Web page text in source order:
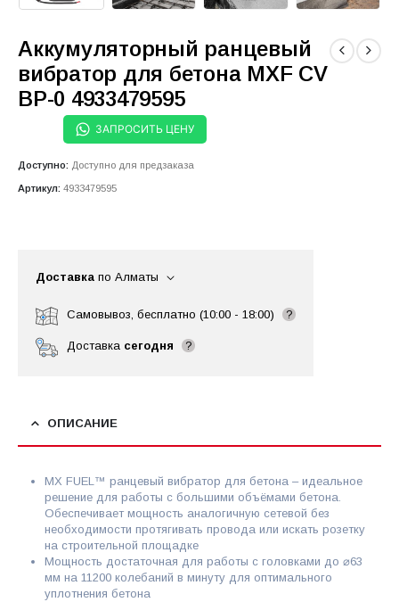
Аккумуляторный ранцевый
вибратор для бетона MXF CV
BP-0 4933479595
ЗАПРОСИТЬ ЦЕНУ
Доступно: Доступно для предзаказа
Артикул: 4933479595
Доставка по Алматы
Самовывоз, бесплатно (10:00 - 18:00) ?
Доставка сегодня ?
ОПИСАНИЕ
MX FUEL™ ранцевый вибратор для бетона – идеальное
решение для работы с большими объёмами бетона.
Обеспечивает мощность аналогичную сетевой без
необходимости протягивать провода или искать розетку
на строительной площадке
Мощность достаточная для работы с головками до ⌀63
мм на 11200 колебаний в минуту для оптимального
уплотнения бетона